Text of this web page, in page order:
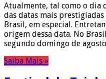
Atualmente, tal como o dia
das datas mais
Brasil, em especial.
origem dessa data. No
segundo domingo de
Saiba Mais »